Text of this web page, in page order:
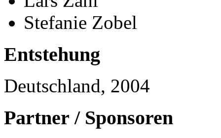
Stefanie Zobel
Entstehung
Deutschland, 2004
Partner / Sponsoren